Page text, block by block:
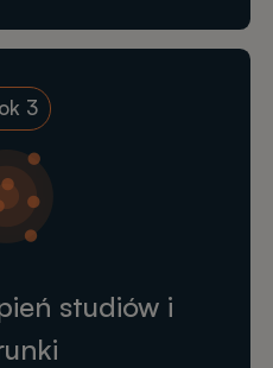
3
studiów i